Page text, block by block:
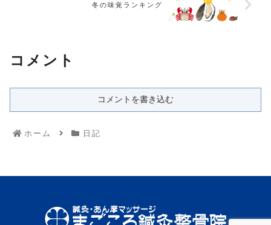
冬の味覚ランキング
コメント
コメントを書き込む
ホーム 日記